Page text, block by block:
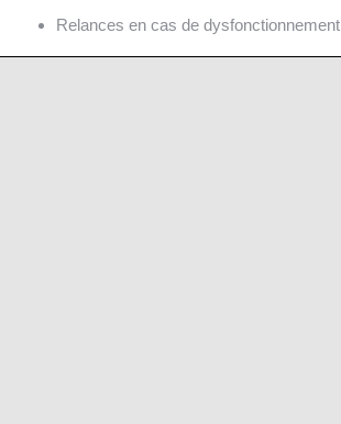
Relances en cas de dysfonctionnement